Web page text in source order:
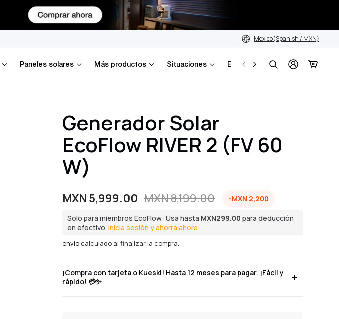
Mexico(Spanish / MXN)
Paneles solares Más productos Situaciones
Explorar
Generador Solar
EcoFlow RIVER 2 (FV 60
W)
Precio
de
venta
MXN 5,999.00
Precio
regular
MXN 8,199.00 -MXN 2,200
Solo para miembros EcoFlow: Usa hasta MXN299.00 para deducción
en efectivo.Inicia sesión y ahorra ahora
envío calculado al finalizar la compra.
¡Compra con tarjeta o Kueski! Hasta 12 meses para pagar. ¡Fácil y
rápido! 💳✨